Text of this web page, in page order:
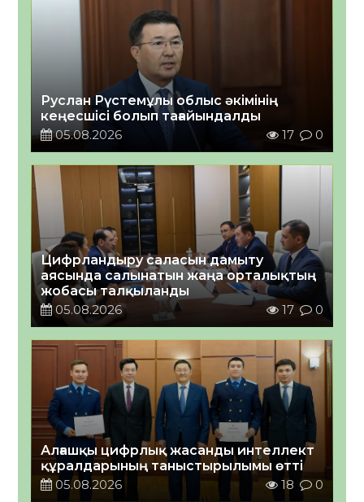
Руслан Рүстемұлы облыс әкімінің
кеңесшісі болып тағайындалды
05.08.2026
17 0
Цифрландыру саласын дамыту
аясында салынатын жаңа орталықтың
жобасы талқыланды
05.08.2026
17 0
Алғашқы цифрлық жасанды интеллект
құралдарының таныстырылымы өтті
05.08.2026
18 0